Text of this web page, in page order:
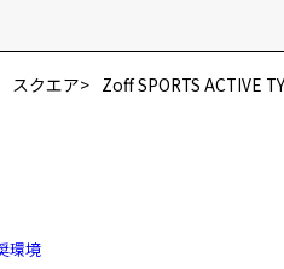
スクエア Zoff SPORTS ACTIVE
環境